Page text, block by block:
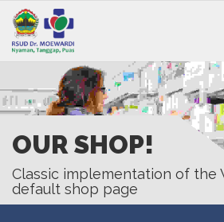
OUR SHOP!
Classic implementation of the
default shop page